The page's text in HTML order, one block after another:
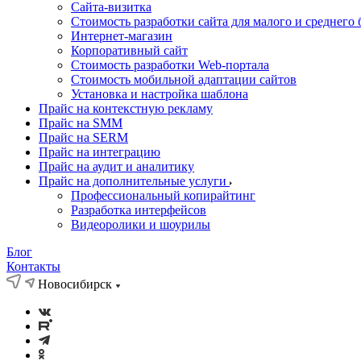
Cайта-визитка
Стоимость разработки сайта для малого и среднего
Интернет-магазин
Корпоративный сайт
Стоимость разработки Web-портала
Стоимость мобильной адаптации сайтов
Установка и настройка шаблона
Прайс на контекстную рекламу
Прайс на SMM
Прайс на SERM
Прайс на интеграцию
Прайс на аудит и аналитику
Прайс на дополнительные услуги
Профессиональный копирайтинг
Разработка интерфейсов
Видеоролики и шоурилы
Блог
Контакты
Новосибирск